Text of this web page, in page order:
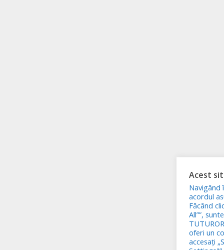
Acest
Navigând
acordul
Făcând
All””,
oferi un
accesați